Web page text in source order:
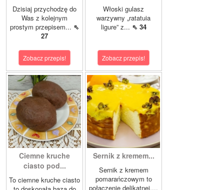
Dzisiaj przychodzę do
Was z kolejnym
prostym przepisem... ⇖
27
Zobacz przepis!
Włoski gulasz
warzywny „ratatuia
ligure” z... ⇖ 34
Zobacz przepis!
Ciemne kruche
ciasto pod...
To ciemne kruche ciasto
Sernik z kremem...
Sernik z kremem
pomarańczowym to
połączenie delikatnej,...